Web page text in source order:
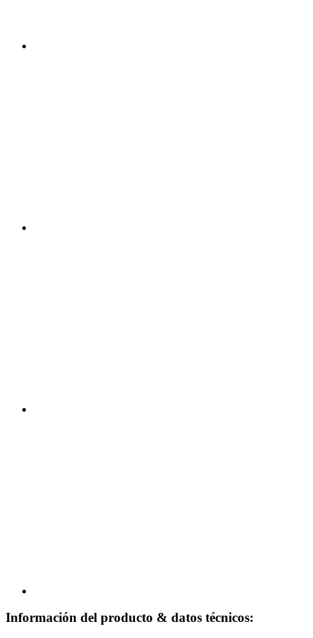
Información del producto & datos técnicos: